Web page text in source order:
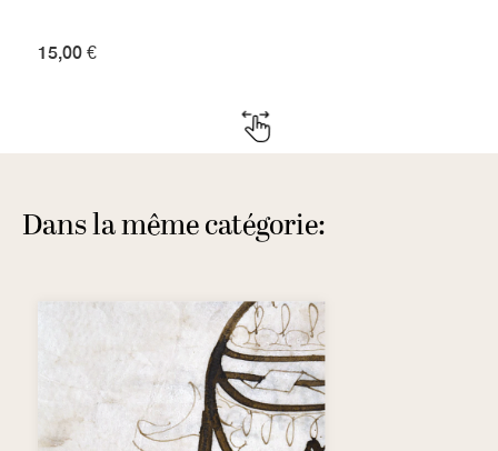
15,00 €
Dans la même catégorie: